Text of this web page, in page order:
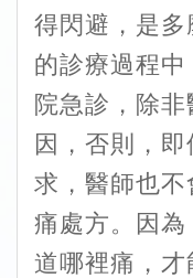
得閃避，是
的診療過程
院急診，除
因，否則，
求，醫師也不
痛處方。因
道哪裡痛，